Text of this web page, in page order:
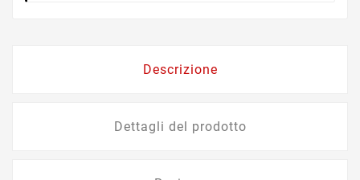
Descrizione
Dettagli del prodotto